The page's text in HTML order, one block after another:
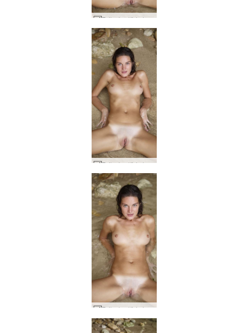
Zaika kynlíf á ströndinni #76
Zaika kynlíf á ströndinni #81
Zaika kynlíf á ströndinni #80